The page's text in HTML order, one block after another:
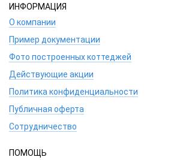
ИНФОРМАЦИЯ
О компании
Пример документации
Фото построенных коттеджей
Действующие акции
Политика конфиденциальности
Публичная оферта
Сотрудничество
ПОМОЩЬ